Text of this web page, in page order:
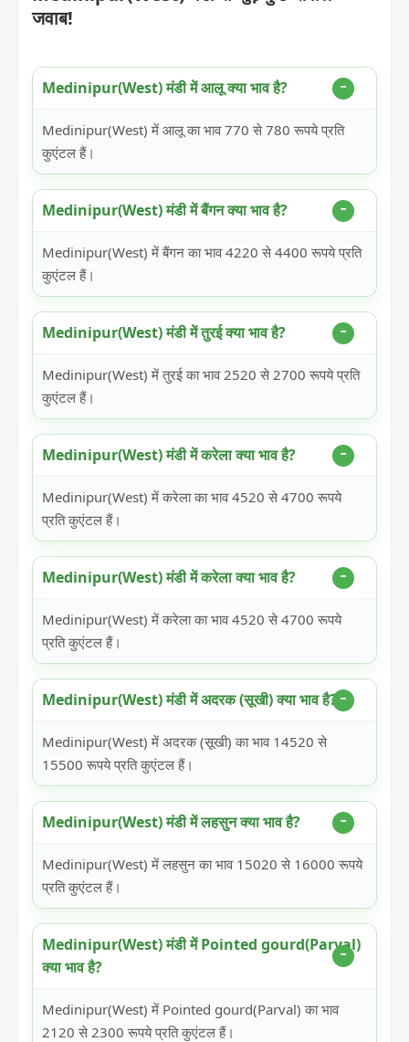
जवाब!
Medinipur(West) मंडी में आलू क्या भाव है?
Medinipur(West) में आलू का भाव 770 से 780 रूपये प्रति
कुएंटल हैं।
Medinipur(West) मंडी में बैंगन क्या भाव है?
Medinipur(West) में बैंगन का भाव 4220 से 4400 रूपये प्रति
कुएंटल हैं।
Medinipur(West) मंडी में तुरई क्या भाव है?
Medinipur(West) में तुरई का भाव 2520 से 2700 रूपये प्रति
कुएंटल हैं।
Medinipur(West) मंडी में करेला क्या भाव है?
Medinipur(West) में करेला का भाव 4520 से 4700 रूपये
प्रति कुएंटल हैं।
Medinipur(West) मंडी में करेला क्या भाव है?
Medinipur(West) में करेला का भाव 4520 से 4700 रूपये
प्रति कुएंटल हैं।
Medinipur(West) मंडी में अदरक (सूखी) क्या भाव है?
Medinipur(West) में अदरक (सूखी) का भाव 14520 से
15500 रूपये प्रति कुएंटल हैं।
Medinipur(West) मंडी में लहसुन क्या भाव है?
Medinipur(West) में लहसुन का भाव 15020 से 16000 रूपये
प्रति कुएंटल हैं।
Medinipur(West) मंडी में Pointed gourd(Parval)
क्या भाव है?
Medinipur(West) में Pointed gourd(Parval) का भाव
2120 से 2300 रूपये प्रति कुएंटल हैं।